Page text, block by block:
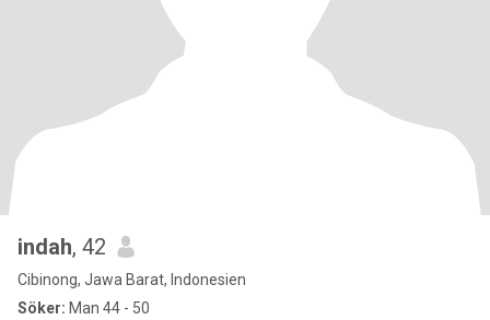
indah, 42
Cibinong, Jawa Barat, Indonesien
Söker: Man 44 - 50